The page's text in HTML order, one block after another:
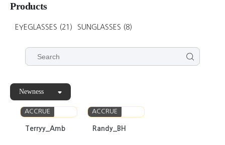
Products
EYEGLASSES (21) SUNGLASSES (8)
Newness
ACCRUE
Terryy_Amb
ACCRUE
Randy_BH